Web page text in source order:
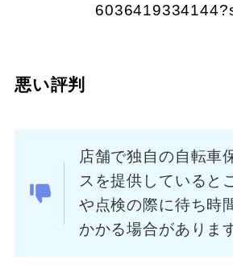
悪い評判
店舗で独自の自転車
スを提供していると
や点検の際に待ち時
かかる場合がありま